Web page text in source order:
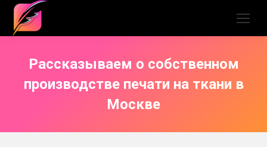
Рассказываем о собственном
производстве печати на ткани в
Москве